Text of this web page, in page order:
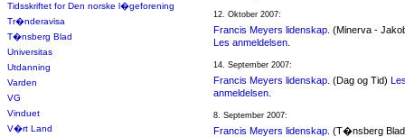
Tidsskriftet for Den norske l�geforening
Tr�nderavisa
T�nsberg Blad
Universitas
Utdanning
Varden
VG
Vinduet
V�rt Land
12. Oktober 2007:
Francis Meyers lidenskap . (Minerva -
Les anmeldelsen
14. September 2007:
Francis Meyers lidenskap . (Dag og Tid)
anmeldelsen
8. September 2007:
Francis Meyers lidenskap . (T�nsberg